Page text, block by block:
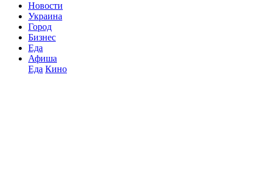
Новости
Украина
Город
Бизнес
Еда
Афиша
Еда Кино